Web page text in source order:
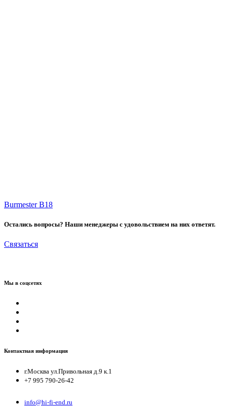
Burmester B18
Остались вопросы? Наши менеджеры с удовольствием на них ответят.
Связаться
Мы в соцсетях
Контактная информация
г.Москва ул.Привольная д.9 к.1
+7 995 790-26-42
info@hi-fi-end.ru